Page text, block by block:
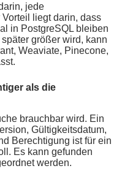
jede
liegt darin, dass
in PostgreSQL bleiben
größer wird, kann
Weaviate, Pinecone,
als die
brauchbar wird. Ein
Gültigkeitsdatum,
Berechtigung ist für ein
Es kann gefunden
werden.